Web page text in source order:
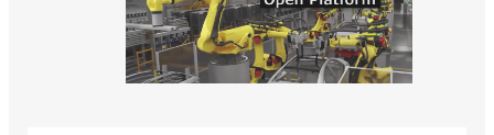
>>双腕ロボットで実験を自動化、ロボット未来創造
センターを開設／東京科学大学